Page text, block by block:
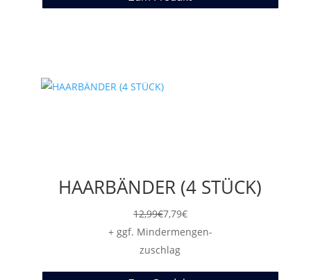
HAARBÄNDER (4 STÜCK)
12,99€7,79€
+ ggf. Mindermengen-
zuschlag